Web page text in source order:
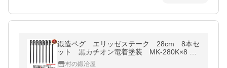
鍛造ペグ エリッゼステーク 28cm 8本セ
ット 黒カチオン電着塗装 MK-280K×8 爆
買村の鍛冶屋